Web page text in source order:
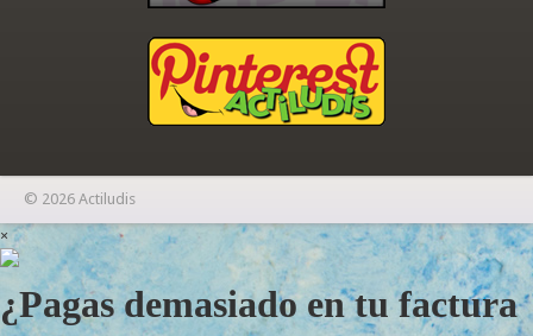
© 2026 Actiludis
×
¿Pagas demasiado en tu factura